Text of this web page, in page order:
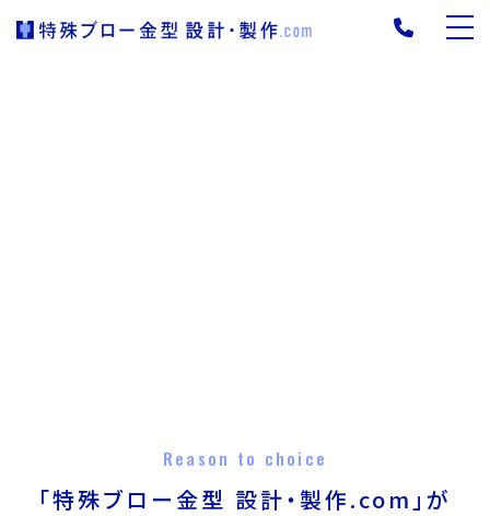
Reason to choice
「特殊ブロー金型 設計・製作.com」が